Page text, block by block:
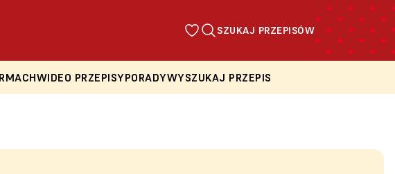
SZUKAJ PRZEPISÓW
WIDEO PRZEPISYPORADYWYSZUKAJ PRZEPIS